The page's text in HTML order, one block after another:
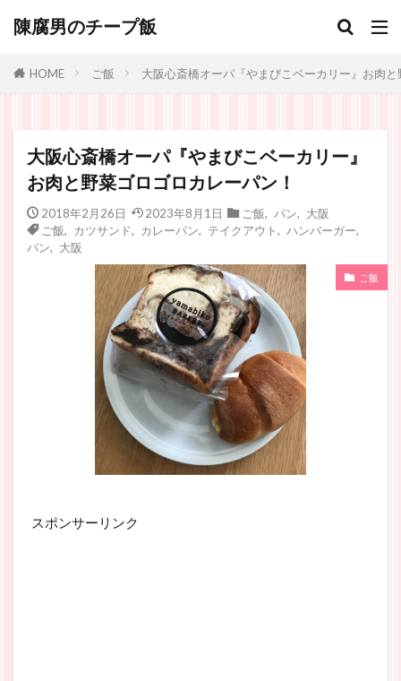
陳腐男のチープ飯
HOME ご飯 大阪心斎橋オーパ『やまびこベーカリー』お肉
大阪心斎橋オーパ『やまびこベーカリー』
お肉と野菜ゴロゴロカレーパン！
2018年2月26日 2023年8月1日 ご飯 パン
大阪
ご飯
カツサンド カレーパン テイクアウト ハンバーガー
パン
大阪
ご飯
スポンサーリンク